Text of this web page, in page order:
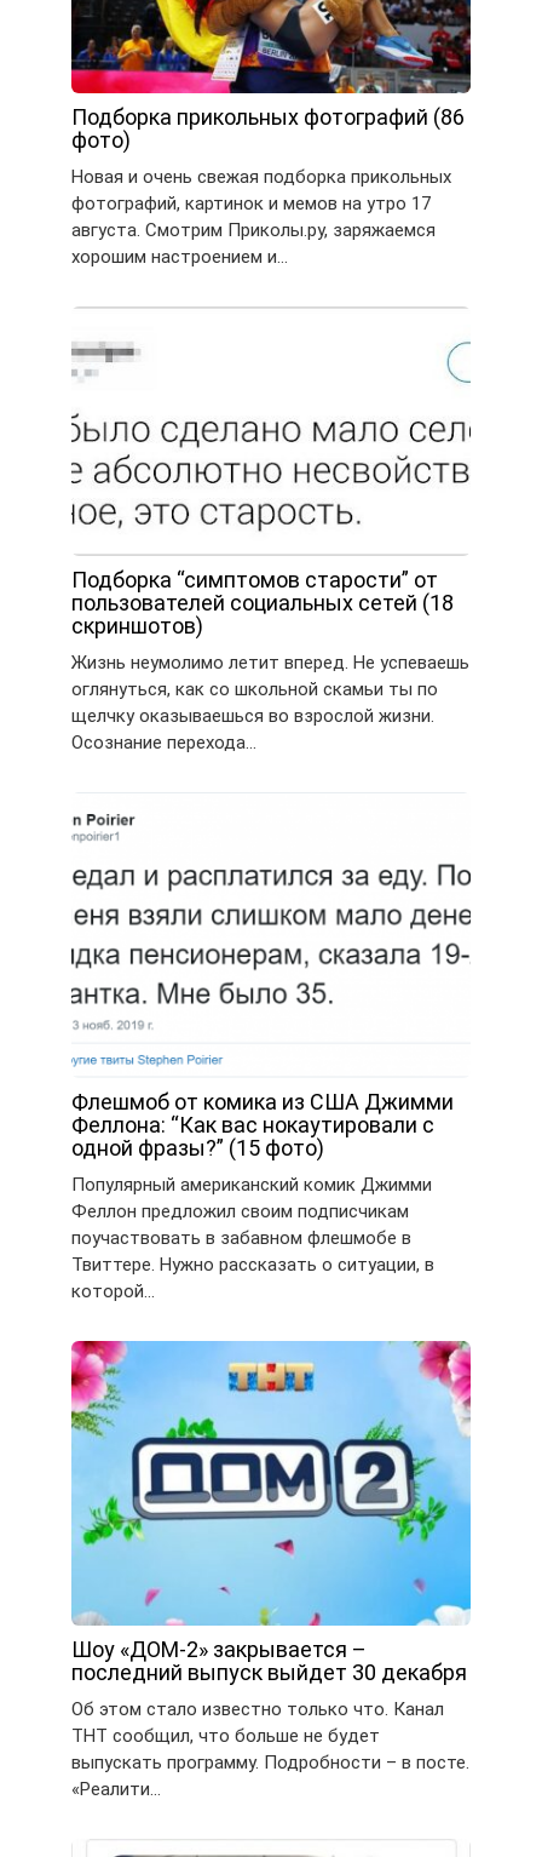
Подборка прикольных фотографий (86
фото)
Новая и очень свежая подборка прикольных
фотографий, картинок и мемов на утро 17
августа. Смотрим Приколы.ру, заряжаемся
хорошим настроением и…
Подборка “симптомов старости” от
пользователей социальных сетей (18
скриншотов)
Жизнь неумолимо летит вперед. Не успеваешь
оглянуться, как со школьной скамьи ты по
щелчку оказываешься во взрослой жизни.
Осознание перехода…
Флешмоб от комика из США Джимми
Феллона: “Как вас нокаутировали с
одной фразы?” (15 фото)
Популярный американский комик Джимми
Феллон предложил своим подписчикам
поучаствовать в забавном флешмобе в
Твиттере. Нужно рассказать о ситуации, в
которой…
Шоу «ДОМ-2» закрывается –
последний выпуск выйдет 30 декабря
Об этом стало известно только что. Канал
ТНТ сообщил, что больше не будет
выпускать программу. Подробности – в посте.
«Реалити…